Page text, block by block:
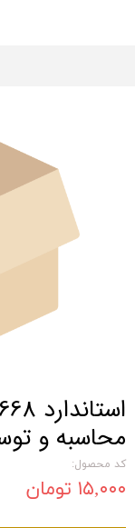
محاسبه و
کد محصول:
۱۵,۰۰۰ تومان